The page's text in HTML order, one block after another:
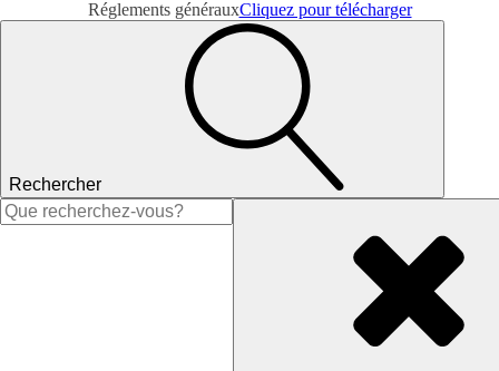
Réglements générauxCliquez pour télécharger
Rechercher
Rechercher :